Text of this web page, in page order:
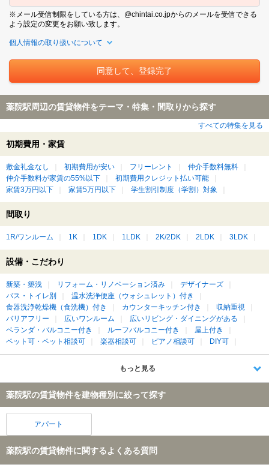
※メール受信制限をしている方は、@chintai.co.jpからのメールを受信できる
よう設定の変更をお願い致します。
個人情報の取り扱いについて
薬院駅周辺の賃貸物件をテーマ・特集・間取りから探す
すべての特集を見る
初期費用・家賃
敷金礼金なし 初期費用が安い フリーレント
仲介手数料無料
仲介手数料が家賃の55%以下
初期費用クレジット払い可能
家賃3万円以下
家賃5万円以下 学生割引制度（学割）対象
間取り
1R/ワンルーム 1K 1DK 1LDK 2K/2DK 2LDK 3LDK
設備・こだわり
新築・築浅 リフォーム・リノベーション済み
デザイナーズ
バス・トイレ別
温水洗浄便座（ウォシュレット）付き
食器洗浄乾燥機（食洗機）付き
カウンターキッチン付き
収納重視
バリアフリー
広いワンルーム
広いリビング・ダイニングがある
ベランダ・バルコニー付き
ルーフバルコニー付き
屋上付き
ペット可・ペット相談可
楽器相談可 ピアノ相談可 DIY可
もっと見る
薬院駅の賃貸物件を建物種別に絞って探す
アパート
薬院駅の賃貸物件に関するよくある質問